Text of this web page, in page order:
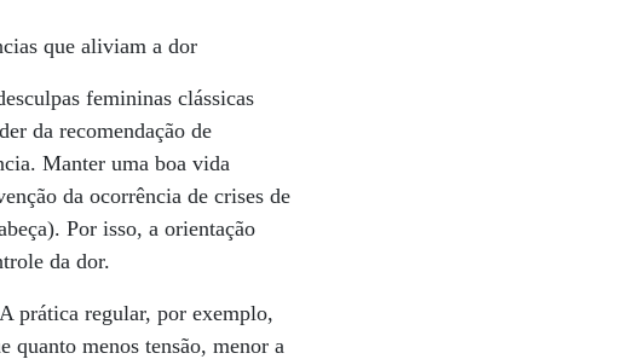
que aliviam a dor
femininas clássicas
da recomendação de
Manter uma boa vida
da ocorrência de crises de
Por isso, a orientação
da dor.
prática regular, por exemplo,
quanto menos tensão, menor a